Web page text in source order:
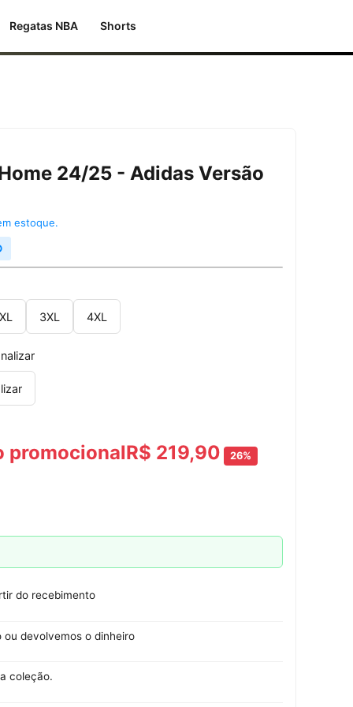
Regatas NBA Shorts
24/25 - Adidas Versão
estoque.
3XL 4XL
promocionalR$ 219,90 26%
do recebimento
ou devolvemos o dinheiro
coleção.